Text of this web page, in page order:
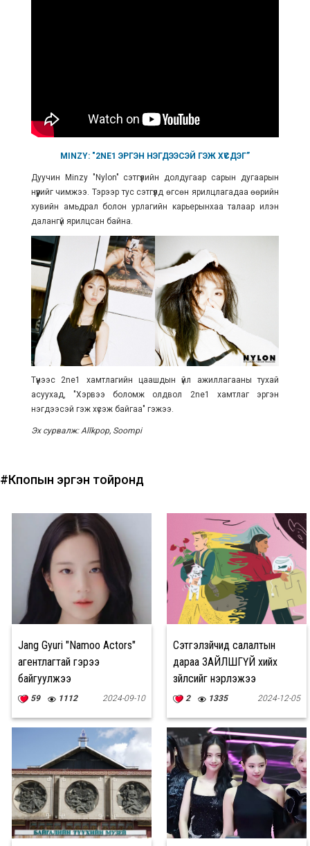
MINZY: "2NE1 ЭРГЭН НЭГДЭЭСЭЙ ГЭЖ ХҮСДЭГ”
Дуучин Minzy "Nylon" сэтгүүлийн долдугаар сарын дугаарын
нүүрийг чимжээ. Тэрээр тус сэтгүүлд өгсөн ярилцлагадаа өөрийн
хувийн амьдрал болон урлагийн карьерынхаа талаар илэн
далангүй ярилцсан байна.
Түүнээс 2ne1 хамтлагийн цаашдын үйл ажиллагааны тухай
асуухад, "Хэрвээ боломж олдвол 2ne1 хамтлаг эргэн
нэгдээсэй гэж хүсэж байгаа" гэжээ.
Эх сурвалж: Allkpop, Soompi
#Кпопын эргэн тойронд
Jang Gyuri "Namoo Actors"
агентлагтай гэрээ
байгуулжээ
59 1112 2024-09-10
Сэтгэлзүйчид салалтын
дараа ЗАЙЛШГҮЙ хийх
зүйлсийг нэрлэжээ
2 1335 2024-12-05